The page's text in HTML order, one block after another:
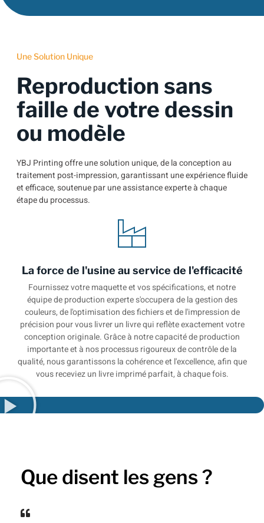
Une Solution Unique
Reproduction sans
faille de votre dessin
ou modèle
YBJ Printing offre une solution unique, de la conception au
traitement post-impression, garantissant une expérience fluide
et efficace, soutenue par une assistance experte à chaque
étape du processus.
La force de l'usine au service de l'efficacité
Fournissez votre maquette et vos spécifications, et notre
équipe de production experte s'occupera de la gestion des
couleurs, de l'optimisation des fichiers et de l'impression de
précision pour vous livrer un livre qui reflète exactement votre
conception originale. Grâce à notre capacité de production
importante et à nos processus rigoureux de contrôle de la
qualité, nous garantissons la cohérence et l'excellence, afin que
vous receviez un livre imprimé parfait, à chaque fois.
Que disent les gens ?